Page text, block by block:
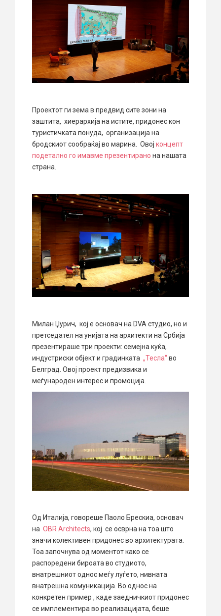
Проектот ги зема в предвид сите зони на
заштита, хиерархија на истите, придонес кон
туристичката понуда, организација на
бродскиот сообраќај во марина. Овој концепт
подетално го имавме презентирано на нашата
страна.
Милан Џурич, кој е основач на DVA студио, но и
претседател на унијата на архитекти на Србија
презентираше три проекти: семејна куќа,
индустриски објект и градинката „Тесла“во
Белград. Овој проект предизвика и
меѓународен интерес и промоција.
Од Италија, говореше Паоло Брескиа, основач
на OBR Architects, кој се осврна на тоа што
значи колективен придонес во архитектурата.
Тоа започнува од моментот како се
распоредени бироата во студиото,
внатрешниот однос меѓу луѓето, нивната
внатрешна комуникација. Во однос на
конкретен пример , каде заедничкиот придонес
се имплементира во реализацијата, беше